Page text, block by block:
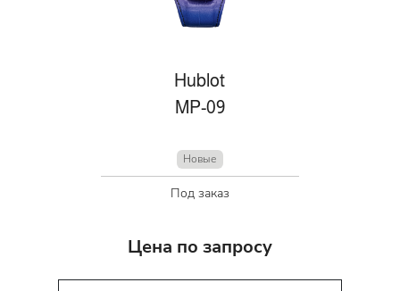
Hublot
MP-09
Новые
Под заказ
Цена по запросу